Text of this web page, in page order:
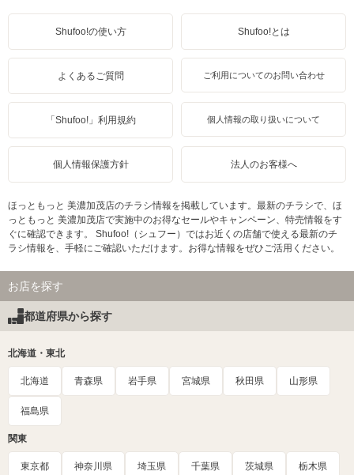
Shufoo!の使い方 Shufoo!とは
よくあるご質問 ご利用についてのお問い合わせ
「Shufoo!」利用規約 個人情報の取り扱いについて
個人情報保護方針 法人のお客様へ
ほっともっと 美濃加茂店のチラシ情報を掲載しています。最新のチラシで、ほ
っともっと 美濃加茂店で実施中のお得なセールやキャンペーン、特売情報をす
ぐに確認できます。 Shufoo!（シュフー）ではお近くの店舗で使える最新のチ
ラシ情報を、手軽にご確認いただけます。お得な情報をぜひご活用ください。
お店を探す
都道府県から探す
北海道・東北
北海道 青森県 岩手県 宮城県 秋田県 山形県
福島県
関東
東京都 神奈川県 埼玉県 千葉県 茨城県 栃木県